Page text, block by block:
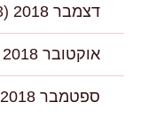
דצמבר 2018 (3)
אוקטובר 2018
ספטמבר 2018